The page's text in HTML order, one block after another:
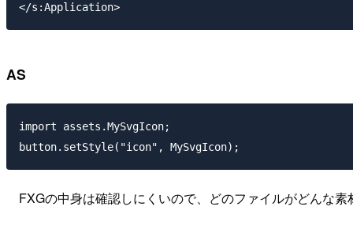
AS
import assets.MySvgIcon;
FXGの中身は確認しにくいので、どのファイルがどんな